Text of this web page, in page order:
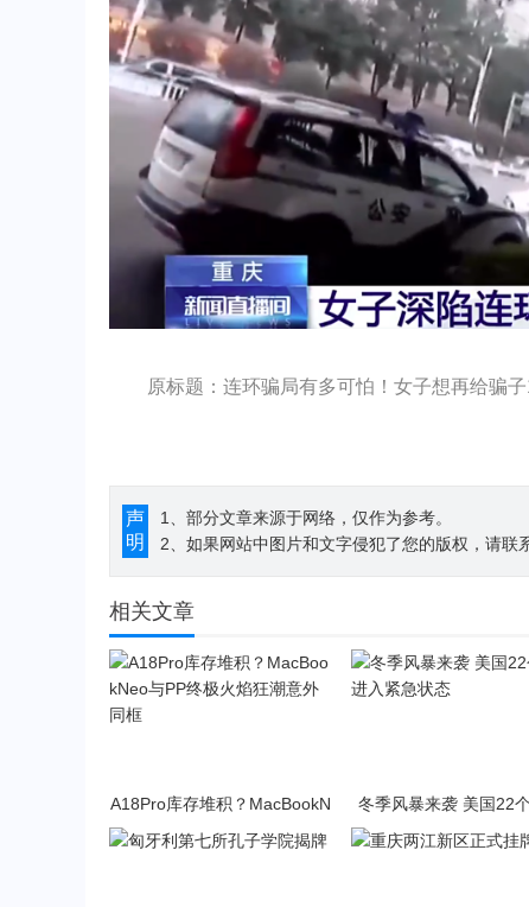
原标题：连环骗局有多可怕！女子想再给骗
声
明
1、部分文章来源于网络，仅作为参考。
2、如果网站中图片和文字侵犯了您的版权，请联
相关文章
A18Pro库存堆积？MacBookN
eo与PP终极火焰狂潮意外同
框
冬季风暴来袭 美国22